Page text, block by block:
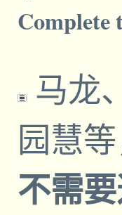
Complete
马龙
园慧
不需